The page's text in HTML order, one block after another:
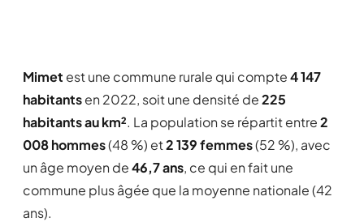
Mimet est une commune rurale qui compte4 147
habitantsen 2022, soit une densité de225
habitants au km². La population se répartit entre2
008 hommes(48 %) et2 139 femmes(52 %), avec
un âge moyen de46,7 ans, ce qui en fait une
commune plus âgée que la moyenne nationale (42
ans).